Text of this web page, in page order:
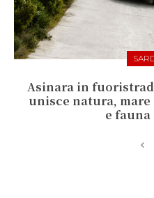
Asinara in
unisce natura,
e